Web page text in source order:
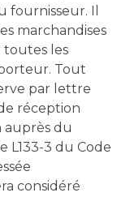
fournisseur. Il
marchandises
toutes les
Tout
par lettre
réception
auprès du
L133-3 du Code
considéré